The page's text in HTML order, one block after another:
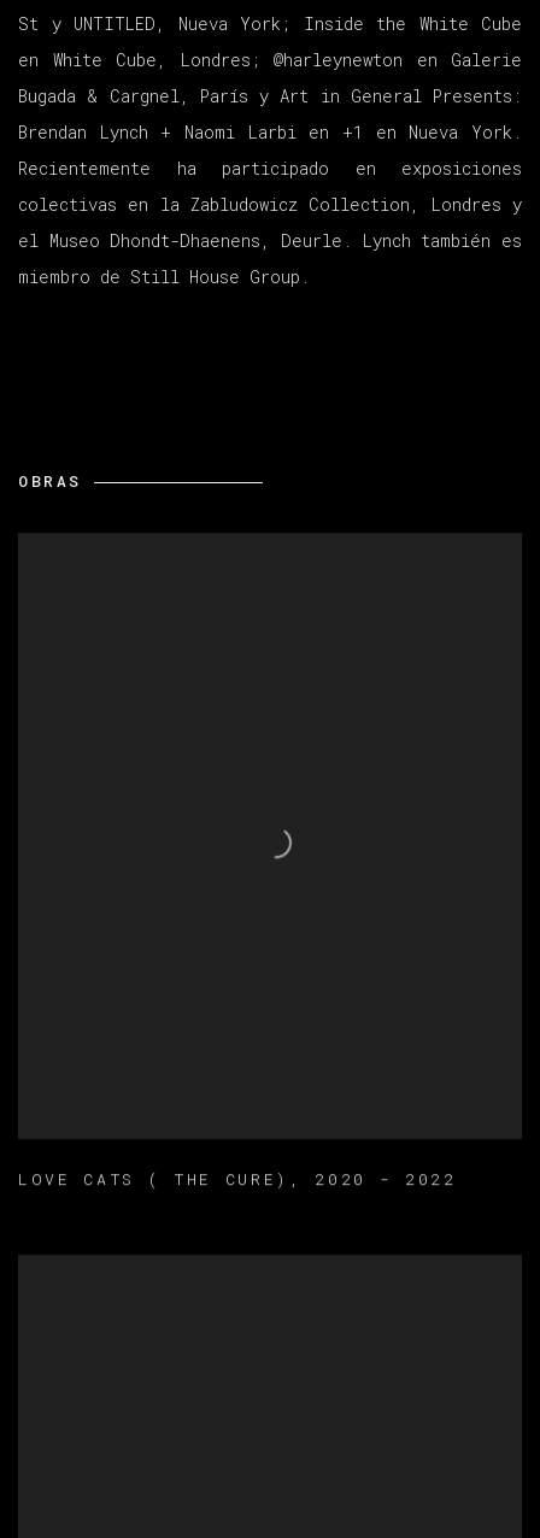
St y UNTITLED, Nueva York; Inside the White Cube
en White Cube, Londres; @harleynewton en Galerie
Bugada & Cargnel, París y Art in General Presents:
Brendan Lynch + Naomi Larbi en +1 en Nueva York.
Recientemente ha participado en exposiciones
colectivas en la Zabludowicz Collection, Londres y
el Museo Dhondt-Dhaenens, Deurle. Lynch también es
miembro de Still House Group.
OBRAS
LOVE CATS ( THE CURE) , 2020 - 2022